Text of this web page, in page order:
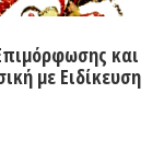
και
με Ειδίκευση